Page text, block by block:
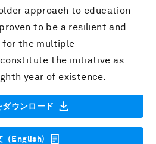
approach to education
to be a resilient and
the multiple
the initiative as
year of existence.
ダウンロード
（English)